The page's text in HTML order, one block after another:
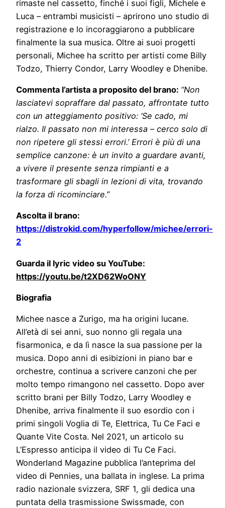
rimaste nel cassetto, finché i suoi figli, Michele e
Luca – entrambi musicisti – aprirono uno studio di
registrazione e lo incoraggiarono a pubblicare
finalmente la sua musica. Oltre ai suoi progetti
personali, Michee ha scritto per artisti come Billy
Todzo, Thierry Condor, Larry Woodley e Dhenibe.
Commenta l’artista a proposito del brano: “Non
lasciatevi sopraffare dal passato, affrontate tutto
con un atteggiamento positivo: ‘Se cado, mi
rialzo. Il passato non mi interessa – cerco solo di
non ripetere gli stessi errori.’ Errori è più di una
semplice canzone: è un invito a guardare avanti,
a vivere il presente senza rimpianti e a
trasformare gli sbagli in lezioni di vita, trovando
la forza di ricominciare.”
Ascolta il brano:
https://distrokid.com/hyperfollow/michee/errori-
2
Guarda il lyric video su YouTube:
https://youtu.be/t2XD62WoONY
Biografia
Michee nasce a Zurigo, ma ha origini lucane.
All’età di sei anni, suo nonno gli regala una
fisarmonica, e da lì nasce la sua passione per la
musica. Dopo anni di esibizioni in piano bar e
orchestre, continua a scrivere canzoni che per
molto tempo rimangono nel cassetto. Dopo aver
scritto brani per Billy Todzo, Larry Woodley e
Dhenibe, arriva finalmente il suo esordio con i
primi singoli Voglia di Te, Elettrica, Tu Ce Faci e
Quante Vite Costa. Nel 2021, un articolo su
L’Espresso anticipa il video di Tu Ce Faci.
Wonderland Magazine pubblica l’anteprima del
video di Pennies, una ballata in inglese. La prima
radio nazionale svizzera, SRF 1, gli dedica una
puntata della trasmissione Swissmade, con